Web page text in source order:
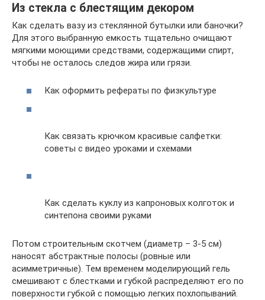
Из стекла с блестящим декором
Как сделать вазу из стеклянной бутылки или баночки?
Для этого выбранную емкость тщательно очищают
мягкими моющими средствами, содержащими спирт,
чтобы не осталось следов жира или грязи.
Как оформить рефераты по физкультуре
Как связать крючком красивые салфетки:
советы с видео уроками и схемами
Как сделать куклу из капроновых колготок и
синтепона своими руками
Потом строительным скотчем (диаметр – 3-5 см)
наносят абстрактные полосы (ровные или
асимметричные). Тем временем моделирующий гель
смешивают с блестками и губкой распределяют его по
поверхности губкой с помощью легких похлопываний.